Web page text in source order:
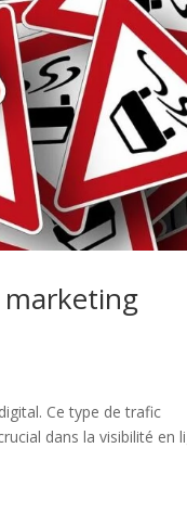
marketing
Ce type de trafic
dans la visibilité en